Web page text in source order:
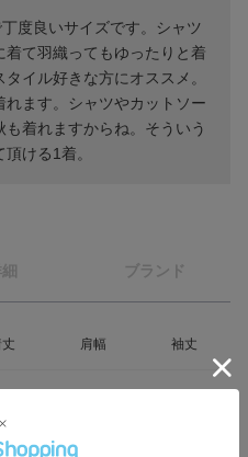
度良いサイズです。シャツ
て羽織ってもゆったりと着
イル好きな方にオススメ。
れます。シャツやカットソー
着れますからね。そういう
ける1着。
ブランド
肩幅 袖丈